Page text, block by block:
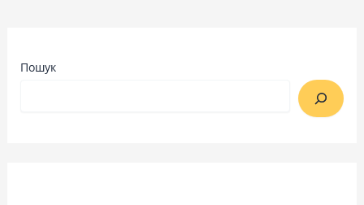
Пошук